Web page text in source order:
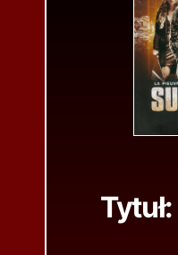
Tytuł: